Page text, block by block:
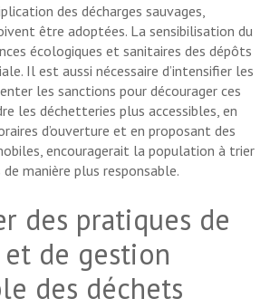
des décharges sauvages,
être adoptées. La sensibilisation du
écologiques et sanitaires des dépôts
Il est aussi nécessaire d’intensifier les
les sanctions pour décourager ces
les déchetteries plus accessibles, en
d’ouverture et en proposant des
encouragerait la population à trier
manière plus responsable.
des pratiques de
de gestion
des déchets